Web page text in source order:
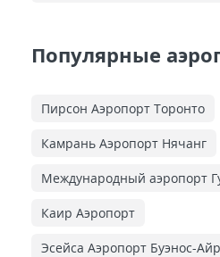
Популярные
Пирсон Аэропорт Торонто
Камрань Аэропорт Нячанг
Международный аэропорт
Каир Аэропорт
Эсейса Аэропорт Буэнос-